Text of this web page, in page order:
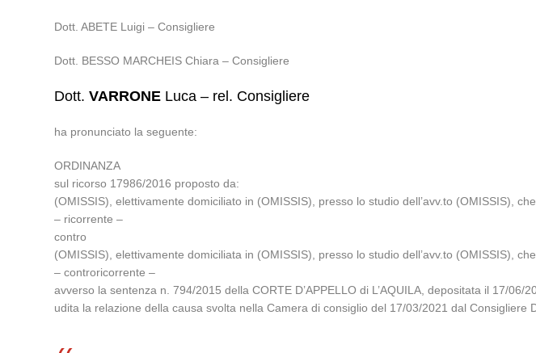
Dott. ABETE Luigi – Consigliere
Dott. BESSO MARCHEIS Chiara – Consigliere
Dott.VARRONE Luca – rel. Consigliere
ha pronunciato la seguente:
ORDINANZA
sul ricorso 17986/2016 proposto da:
(OMISSIS), elettivamente domiciliato in (OMISSIS), presso lo studio dell’avv.to (OMISSIS),
– ricorrente –
contro
(OMISSIS), elettivamente domiciliata in (OMISSIS), presso lo studio dell’avv.to (OMISSIS),
– controricorrente –
avverso la sentenza n. 794/2015 della CORTE D’APPELLO di L’AQUILA, depositata il 17/06/
udita la relazione della causa svolta nella Camera di consiglio del 17/03/2021 dal Consigliere